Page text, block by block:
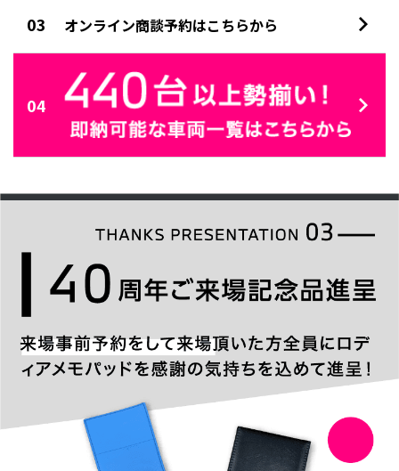
03 オンライン商談予約はこちらから
04